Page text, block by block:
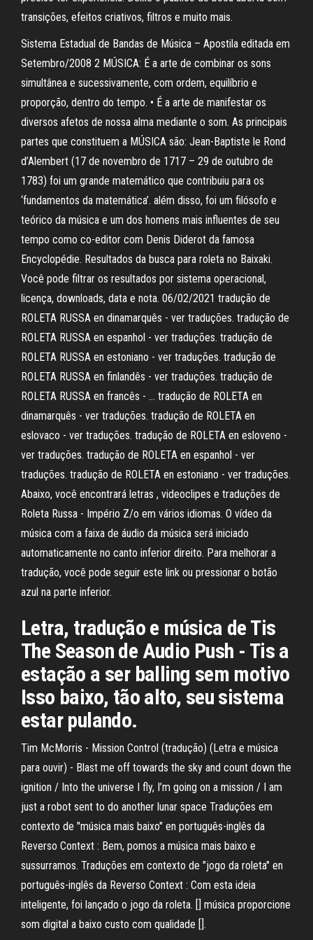
transições, efeitos criativos, filtros e muito mais.
Sistema Estadual de Bandas de Música – Apostila editada em
Setembro/2008 2 MÚSICA: É a arte de combinar os sons
simultânea e sucessivamente, com ordem, equilíbrio e
proporção, dentro do tempo. • É a arte de manifestar os
diversos afetos de nossa alma mediante o som. As principais
partes que constituem a MÚSICA são: Jean-Baptiste le Rond
d’Alembert (17 de novembro de 1717 – 29 de outubro de
1783) foi um grande matemático que contribuiu para os
‘fundamentos da matemática’. além disso, foi um filósofo e
teórico da música e um dos homens mais influentes de seu
tempo como co-editor com Denis Diderot da famosa
Encyclopédie. Resultados da busca para roleta no Baixaki.
Você pode filtrar os resultados por sistema operacional,
licença, downloads, data e nota. 06/02/2021 tradução de
ROLETA RUSSA en dinamarquês - ver traduções. tradução de
ROLETA RUSSA en espanhol - ver traduções. tradução de
ROLETA RUSSA en estoniano - ver traduções. tradução de
ROLETA RUSSA en finlandês - ver traduções. tradução de
ROLETA RUSSA en francês - … tradução de ROLETA en
dinamarquês - ver traduções. tradução de ROLETA en
eslovaco - ver traduções. tradução de ROLETA en esloveno -
ver traduções. tradução de ROLETA en espanhol - ver
traduções. tradução de ROLETA en estoniano - ver traduções.
Abaixo, você encontrará letras , videoclipes e traduções de
Roleta Russa - Império Z/o em vários idiomas. O vídeo da
música com a faixa de áudio da música será iniciado
automaticamente no canto inferior direito. Para melhorar a
tradução, você pode seguir este link ou pressionar o botão
azul na parte inferior.
Letra, tradução e música de Tis
The Season de Audio Push - Tis a
estação a ser balling sem motivo
Isso baixo, tão alto, seu sistema
estar pulando.
Tim McMorris - Mission Control (tradução) (Letra e música
para ouvir) - Blast me off towards the sky and count down the
ignition / Into the universe I fly, I’m going on a mission / I am
just a robot sent to do another lunar space Traduções em
contexto de "música mais baixo" en português-inglês da
Reverso Context : Bem, pomos a música mais baixo e
sussurramos. Traduções em contexto de "jogo da roleta" en
português-inglês da Reverso Context : Com esta ideia
inteligente, foi lançado o jogo da roleta. [] música proporcione
som digital a baixo custo com qualidade [].